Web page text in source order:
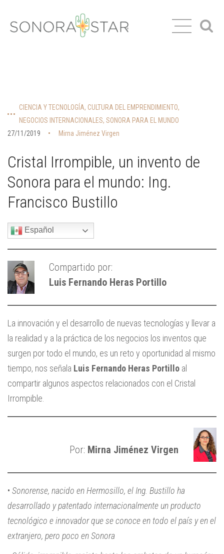
CIENCIA Y TECNOLOGÍA, CULTURA DEL EMPRENDIMIENTO,
NEGOCIOS INTERNACIONALES, SONORA PARA EL MUNDO
27/11/2019
Mirna Jiménez Virgen
Cristal Irrompible, un invento de
Sonora para el mundo: Ing.
Francisco Bustillo
Español
Compartido por:
Luis Fernando Heras Portillo
La innovación y el desarrollo de nuevas tecnologías y llevar a
la realidad y a la práctica de los negocios los inventos que
surgen por todo el mundo, es un reto y oportunidad al mismo
tiempo, nos señala Luis Fernando Heras Portillo al
compartir algunos aspectos relacionados con el Cristal
Irrompible.
Por: Mirna Jiménez Virgen
• Sonorense, nacido en Hermosillo, el Ing. Bustillo ha
desarrollado y patentado internacionalmente un producto
tecnológico e innovador que se conoce en todo el país y en el
extranjero, pero poco en Sonora